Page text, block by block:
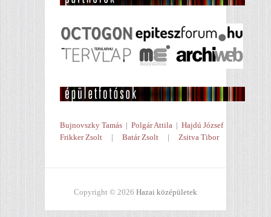
Bujnovszky Tamás | Polgár Attila | Hajdú József
Frikker Zsolt | Batár Zsolt | Zsitva Tibor
Copyright © 2026 Hazai középületek